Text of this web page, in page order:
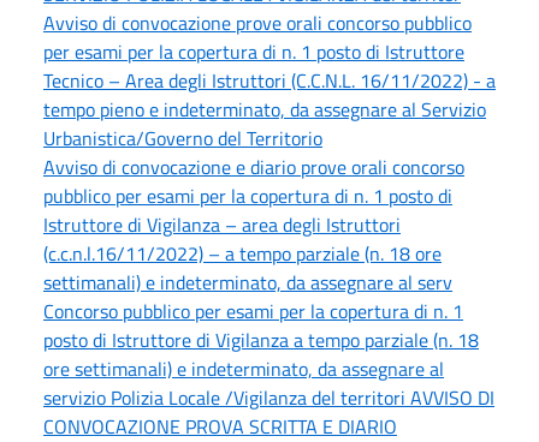
Avviso di convocazione prove orali concorso pubblico
per esami per la copertura di n. 1 posto di Istruttore
Tecnico – Area degli Istruttori (C.C.N.L. 16/11/2022) - a
tempo pieno e indeterminato, da assegnare al Servizio
Urbanistica/Governo del Territorio
Avviso di convocazione e diario prove orali concorso
pubblico per esami per la copertura di n. 1 posto di
Istruttore di Vigilanza – area degli Istruttori
(c.c.n.l.16/11/2022) – a tempo parziale (n. 18 ore
settimanali) e indeterminato, da assegnare al serv
Concorso pubblico per esami per la copertura di n. 1
posto di Istruttore di Vigilanza a tempo parziale (n. 18
ore settimanali) e indeterminato, da assegnare al
servizio Polizia Locale /Vigilanza del territori AVVISO DI
CONVOCAZIONE PROVA SCRITTA E DIARIO